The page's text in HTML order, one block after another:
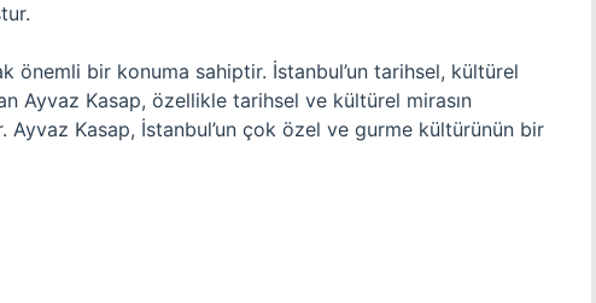
önemli bir konuma sahiptir. İstanbul’un tarihsel, kültürel
Ayvaz Kasap, özellikle tarihsel ve kültürel mirasın
Ayvaz Kasap, İstanbul’un çok özel ve gurme kültürünün bir